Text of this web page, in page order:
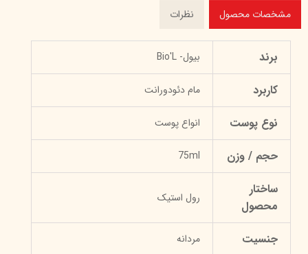
مشخصات محصول نظرات
برند بیول- Bio'L
کاربرد مام دئودورانت
نوع پوست انواع پوست
حجم / وزن 75ml
ساختار
محصول
رول استیک
جنسیت مردانه